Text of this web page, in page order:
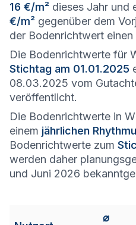
16 €/m² dieses Jahr und
€/m² gegenüber dem
der Bodenrichtwert einen
Die Bodenrichtwerte für
Stichtag am 01.01.2025
08.03.2025 vom
veröffentlicht.
Die Bodenrichtwerte in
einem jährlichen
Bodenrichtwerte zum
werden daher
und Juni 2026
⌀